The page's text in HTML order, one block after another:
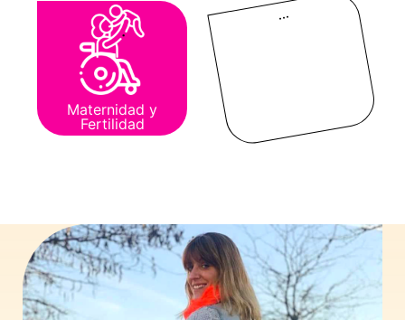
Maternidad y
Fertilidad
...
Apúntate